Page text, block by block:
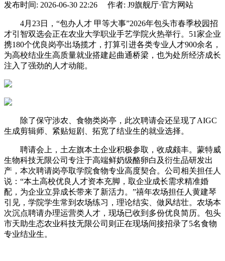
发布时间: 2026-06-30 22:26 作者: J9旗舰厅·官方网站
4月23日，“包办人才 甲等大事”2026年包头市春季校园招
才引智双选会正在农业大学职业手艺学院火热举行。51家企业
携180个优良岗亭出场揽才，打算引进各类专业人才900余名，
为高校结业生高质量就业搭建起曲通桥梁，也为处所经济成长
注入了强劲的人才动能。
除了保守涉农、食物类岗亭，此次聘请会还呈现了AIGC
生成剪辑师、紧贴短剧、拓宽了结业生的就业选择。
聘请会上，土左旗本土企业积极参取，收成颇丰。蒙特威
生物科技无限公司专注于高端鲜奶级酪卵白及衍生品研发出
产，本次聘请岗亭取学院食物专业高度契合。公司相关担任人
说：“本土高校优良人才资本充脚，取企业成长需求精准婚
配，为企业立异成长带来了新活力。”禧年农场担任人黄建琴
引见，学院学生常到农场练习，理论结实、做风结壮。农场本
次沉点聘请办理运营类人才，现场已收到多份优良简历。包头
市天助生态农业科技无限公司则正在现场间接招录了5名食物
专业结业生。